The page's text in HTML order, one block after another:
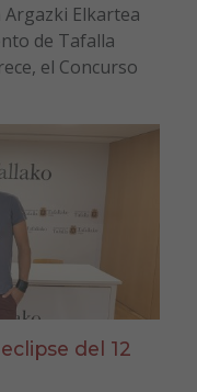
Elkartea
de Tafalla
el Concurso
del 12